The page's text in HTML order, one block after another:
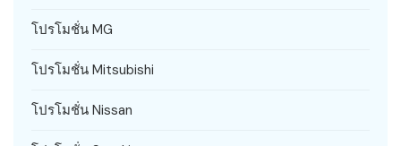
โปรโมชั่น MG
โปรโมชั่น Mitsubishi
โปรโมชั่น Nissan